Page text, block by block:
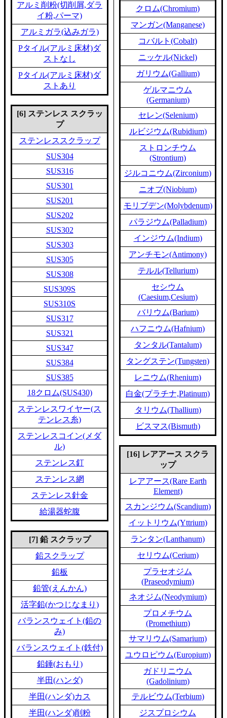
アルミ削粉(切削屑,ダラ
イ粉,パーマ)
アルミガラ(込みガラ)
Pタイル(アルミ床材)ダ
ストなし
Pタイル(アルミ床材)ダ
ストあり
[6] ステンレス スクラッ
プ
ステンレススクラップ
SUS304
SUS316
SUS301
SUS201
SUS202
SUS302
SUS303
SUS305
SUS308
SUS309S
SUS310S
SUS317
SUS321
SUS347
SUS384
SUS385
18クロム(SUS430)
ステンレスワイヤー(ス
テンレス糸)
ステンレスコイン(メダ
ル)
ステンレス釘
ステンレス網
ステンレス針金
給湯器蛇腹
[7] 鉛 スクラップ
鉛スクラップ
鉛板
鉛管(えんかん)
活字鉛(かつじなまり)
バランスウェイト(鉛の
み)
バランスウェイト(鉄付)
鉛錘(おもり)
半田(ハンダ)
半田(ハンダ)カス
半田(ハンダ)削粉
クロム(Chromium)
マンガン(Manganese)
コバルト(Cobalt)
ニッケル(Nickel)
ガリウム(Gallium)
ゲルマニウム
(Germanium)
セレン(Selenium)
ルビジウム(Rubidium)
ストロンチウム
(Strontium)
ジルコニウム(Zirconium)
ニオブ(Niobium)
モリブデン(Molybdenum)
パラジウム(Palladium)
インジウム(Indium)
アンチモン(Antimony)
テルル(Tellurium)
セシウム
(Caesium,Cesium)
バリウム(Barium)
ハフニウム(Hafnium)
タンタル(Tantalum)
タングステン(Tungsten)
レニウム(Rhenium)
白金(プラチナ,Platinum)
タリウム(Thallium)
ビスマス(Bismuth)
[16] レアアース スクラ
ップ
レアアース(Rare Earth
Element)
スカンジウム(Scandium)
イットリウム(Yttrium)
ランタン(Lanthanum)
セリウム(Cerium)
プラセオジム
(Praseodymium)
ネオジム(Neodymium)
プロメチウム
(Promethium)
サマリウム(Samarium)
ユウロピウム(Europium)
ガドリニウム
(Gadolinium)
テルビウム(Terbium)
ジスプロシウム